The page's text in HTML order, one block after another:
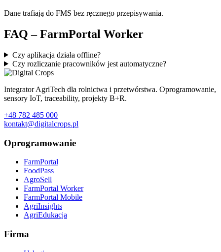
Dane trafiają do FMS bez ręcznego przepisywania.
FAQ – FarmPortal Worker
Czy aplikacja działa offline?
Czy rozliczanie pracowników jest automatyczne?
Integrator AgriTech dla rolnictwa i przetwórstwa. Oprogramowanie,
sensory IoT, traceability, projekty B+R.
+48 782 485 000
kontakt@digitalcrops.pl
Oprogramowanie
FarmPortal
FoodPass
AgroSell
FarmPortal Worker
FarmPortal Mobile
AgriInsights
AgriEdukacja
Firma